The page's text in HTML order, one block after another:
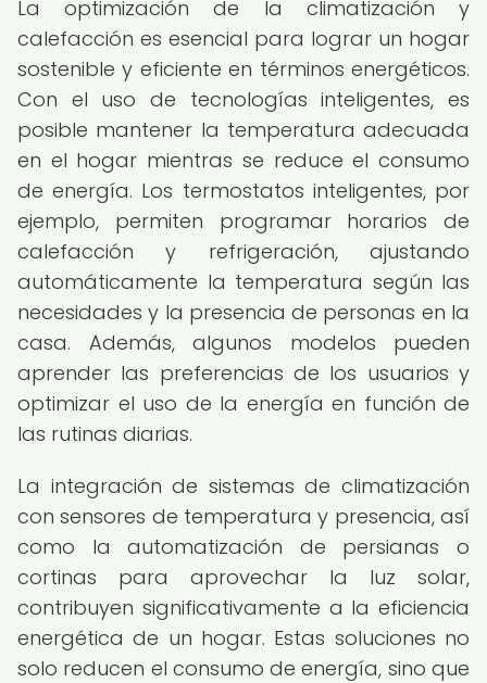
La optimización de la climatización y
calefacción es esencial para lograr un hogar
sostenible y eficiente en términos energéticos.
Con el uso de tecnologías inteligentes, es
posible mantener la temperatura adecuada
en el hogar mientras se reduce el consumo
de energía. Los termostatos inteligentes, por
ejemplo, permiten programar horarios de
calefacción y refrigeración, ajustando
automáticamente la temperatura según las
necesidades y la presencia de personas en la
casa. Además, algunos modelos pueden
aprender las preferencias de los usuarios y
optimizar el uso de la energía en función de
las rutinas diarias.
La integración de sistemas de climatización
con sensores de temperatura y presencia, así
como la automatización de persianas o
cortinas para aprovechar la luz solar,
contribuyen significativamente a la eficiencia
energética de un hogar. Estas soluciones no
solo reducen el consumo de energía, sino que